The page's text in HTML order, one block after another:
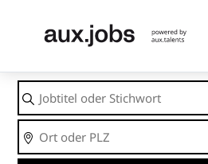
Jobtitel
oder
Stichwort
Ort